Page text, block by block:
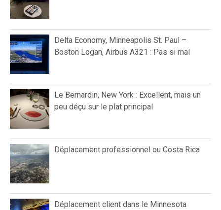
Delta Economy, Minneapolis St. Paul –
Boston Logan, Airbus A321 : Pas si mal
Le Bernardin, New York : Excellent, mais un
peu déçu sur le plat principal
Déplacement professionnel ou Costa Rica
Déplacement client dans le Minnesota